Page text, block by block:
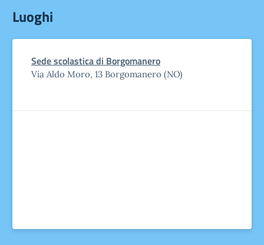
Luoghi
Sede scolastica di Borgomanero
Via Aldo Moro, 13 Borgomanero (NO)